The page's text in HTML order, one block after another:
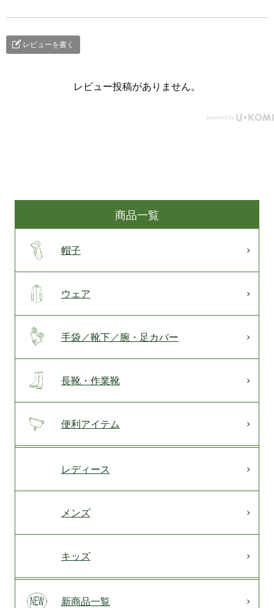
レビューを書く
レビュー投稿がありません。
商品一覧
帽子
ウェア
手袋／靴下／腕・足カバー
長靴・作業靴
便利アイテム
レディース
メンズ
キッズ
新商品一覧